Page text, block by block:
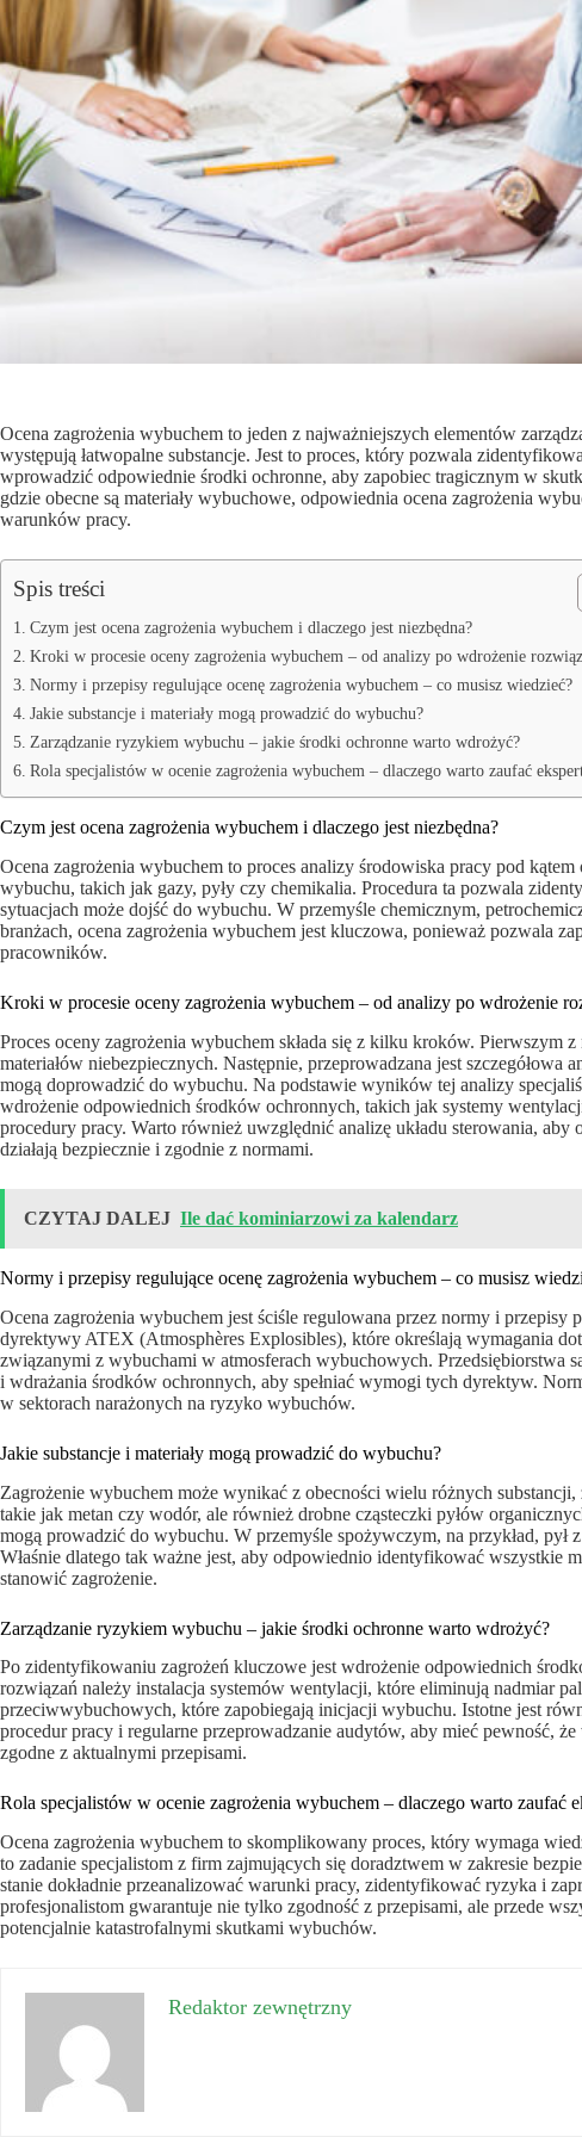
Ocena zagrożenia wybuchem to jeden z najważniejszych elementów
występują łatwopalne substancje. Jest to proces, który pozwala
wprowadzić odpowiednie środki ochronne, aby zapobiec tragicznym w
gdzie obecne są materiały wybuchowe, odpowiednia ocena zagrożenia
warunków pracy.
Spis treści
Czym jest ocena zagrożenia wybuchem i dlaczego jest niezbędna?
Kroki w procesie oceny zagrożenia wybuchem – od analizy po wdrożenie
Normy i przepisy regulujące ocenę zagrożenia wybuchem – co musisz wiedzieć?
Jakie substancje i materiały mogą prowadzić do wybuchu?
Zarządzanie ryzykiem wybuchu – jakie środki ochronne warto wdrożyć?
Rola specjalistów w ocenie zagrożenia wybuchem – dlaczego warto zaufać
Czym jest ocena zagrożenia wybuchem i dlaczego jest niezbędna?
Ocena zagrożenia wybuchem to proces analizy środowiska pracy pod
wybuchu, takich jak gazy, pyły czy chemikalia. Procedura ta pozwala
sytuacjach może dojść do wybuchu. W przemyśle chemicznym,
branżach, ocena zagrożenia wybuchem jest kluczowa, ponieważ pozwala
pracowników.
Kroki w procesie oceny zagrożenia wybuchem – od analizy po wdrożenie
Proces oceny zagrożenia wybuchem składa się z kilku kroków. Pierwszym
materiałów niebezpiecznych. Następnie, przeprowadzana jest szczegółowa
mogą doprowadzić do wybuchu. Na podstawie wyników tej analizy
wdrożenie odpowiednich środków ochronnych, takich jak systemy
procedury pracy. Warto również uwzględnić analizę układu sterowania,
działają bezpiecznie i zgodnie z normami.
CZYTAJ DALEJ Ile dać kominiarzowi za kalendarz
Normy i przepisy regulujące ocenę zagrożenia wybuchem – co musisz
Ocena zagrożenia wybuchem jest ściśle regulowana przez normy i
dyrektywy ATEX (Atmosphères Explosibles), które określają wymagania
związanymi z wybuchami w atmosferach wybuchowych. Przedsiębiorstwa
i wdrażania środków ochronnych, aby spełniać wymogi tych dyrektyw.
w sektorach narażonych na ryzyko wybuchów.
Jakie substancje i materiały mogą prowadzić do wybuchu?
Zagrożenie wybuchem może wynikać z obecności wielu różnych
takie jak metan czy wodór, ale również drobne cząsteczki pyłów
mogą prowadzić do wybuchu. W przemyśle spożywczym, na przykład,
Właśnie dlatego tak ważne jest, aby odpowiednio identyfikować wszystkie
stanowić zagrożenie.
Zarządzanie ryzykiem wybuchu – jakie środki ochronne warto wdrożyć?
Po zidentyfikowaniu zagrożeń kluczowe jest wdrożenie odpowiednich
rozwiązań należy instalacja systemów wentylacji, które eliminują nadmiar
przeciwwybuchowych, które zapobiegają inicjacji wybuchu. Istotne jest
procedur pracy i regularne przeprowadzanie audytów, aby mieć pewność,
zgodne z aktualnymi przepisami.
Rola specjalistów w ocenie zagrożenia wybuchem – dlaczego warto zaufać
Ocena zagrożenia wybuchem to skomplikowany proces, który wymaga
to zadanie specjalistom z firm zajmujących się doradztwem w zakresie
stanie dokładnie przeanalizować warunki pracy, zidentyfikować ryzyka i
profesjonalistom gwarantuje nie tylko zgodność z przepisami, ale przede
potencjalnie katastrofalnymi skutkami wybuchów.
Redaktor zewnętrzny